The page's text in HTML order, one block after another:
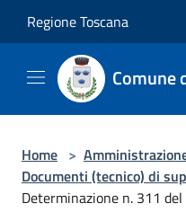
Regione Toscana
Comune
Home >
Documenti (tecnico) di
Determinazione n. 311